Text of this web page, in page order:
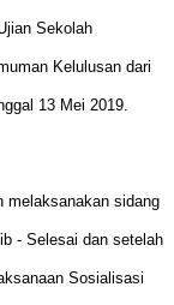
Sekolah
Kelulusan dari
13 Mei 2019.
sidang
- Selesai dan setelah
Sosialisasi